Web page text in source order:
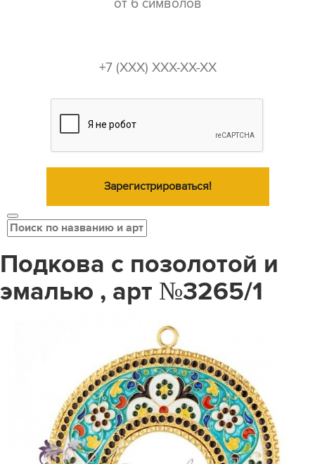
Зарегистрироваться!
Подкова с позолотой и
эмалью , арт №3265/1